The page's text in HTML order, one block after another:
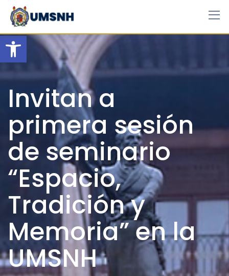
Open toolbar
Skip
content
Invitan a
primera sesión
de seminario
“Espacio,
Tradición y
Memoria” en la
UMSNH